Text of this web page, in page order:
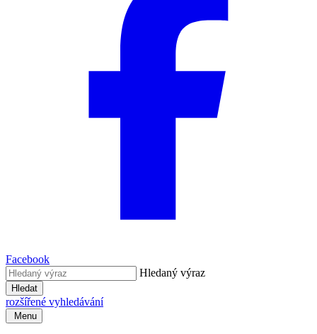
Facebook
Hledaný výraz
Hledat
rozšířené vyhledávání
Menu